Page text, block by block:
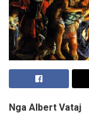
Nga Albert Vataj